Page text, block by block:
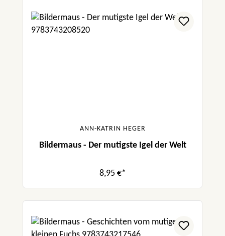
ANN-KATRIN HEGER
Bildermaus - Der mutigste Igel der Welt
8,95 €*